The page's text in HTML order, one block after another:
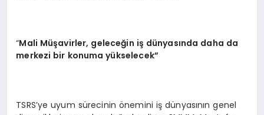
“Mali Müşavirler, geleceğin iş dünyasında daha da
merkezi bir konuma yükselecek”
TSRS’ye uyum sürecinin önemini iş dünyasının genel